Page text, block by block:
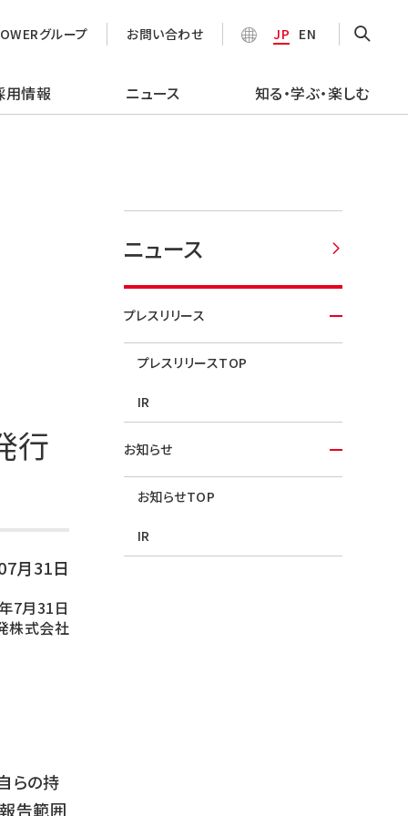
用情報 ニュース 知る・学ぶ・楽しむ
グループ お問い合わせ JP EN
行
月31日
7月31日
株式会社
らの持
報告範囲
ニュース
プレスリリース
プレスリリースTOP
IR
お知らせ
お知らせTOP
IR